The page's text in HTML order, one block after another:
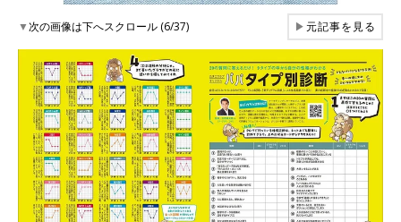
▼次の画像は下へスクロール (6/37) ▶元記事を見る